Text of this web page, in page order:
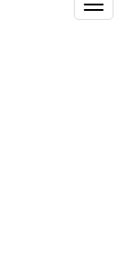
Toggle